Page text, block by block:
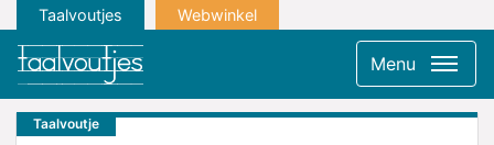
Taalvoutjes Webwinkel
Menu
Taalvoutje